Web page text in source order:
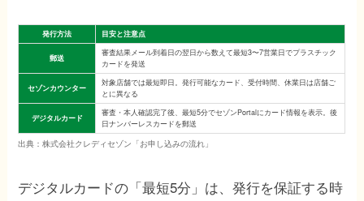
発行方法 目安と注意点
郵送
審査結果メール到着日の翌日から数えて最短3〜7営業日でプラスチック
カードを発送
セゾンカウンター
対象店舗では最短即日。発行可能なカード、受付時間、休業日は店舗ご
とに異なる
デジタルカード
審査・本人確認完了後、最短5分でセゾンPortalにカード情報を表示。後
日ナンバーレスカードを郵送
出典：株式会社クレディセゾン「お申し込みの流れ」
デジタルカードの「最短5分」は、発行を保証する時